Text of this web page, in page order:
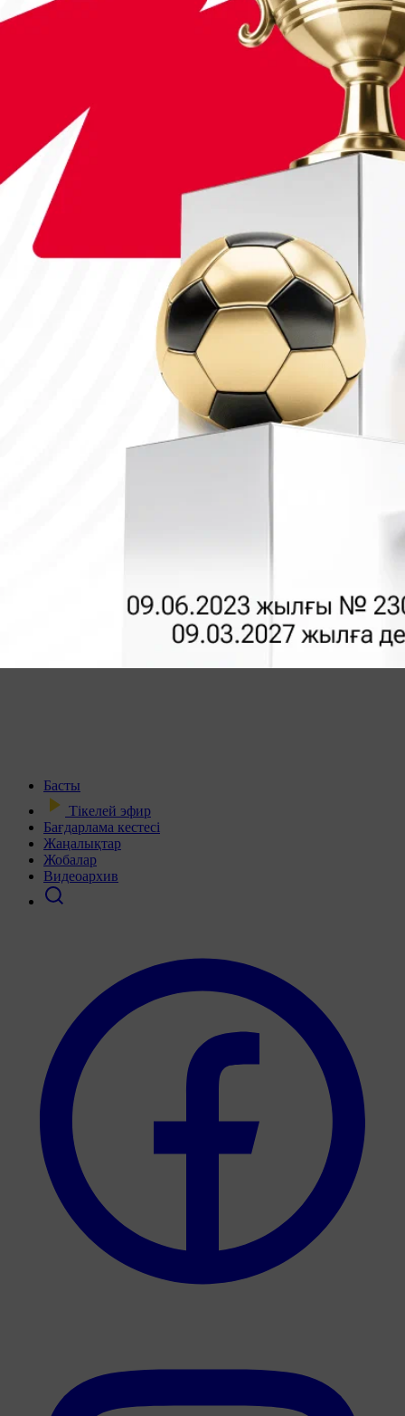
Басты
Тікелей эфир
Бағдарлама кестесі
Жаңалықтар
Жобалар
Видеоархив